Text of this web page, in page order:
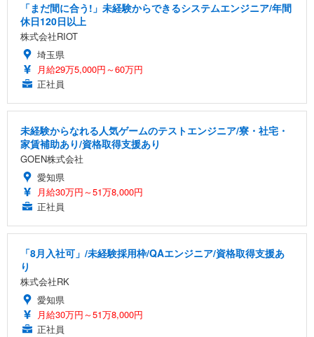
「まだ間に合う!」未経験からできるシステムエンジニア/年間
休日120日以上
株式会社RIOT
埼玉県
月給29万5,000円～60万円
正社員
未経験からなれる人気ゲームのテストエンジニア/寮・社宅・
家賃補助あり/資格取得支援あり
GOEN株式会社
愛知県
月給30万円～51万8,000円
正社員
「8月入社可」/未経験採用枠/QAエンジニア/資格取得支援あ
り
株式会社RK
愛知県
月給30万円～51万8,000円
正社員